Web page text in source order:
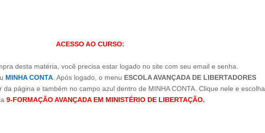
ACESSO AO CURSO:
desta matéria, você precisa estar logado no site com seu email e senha.
MINHA CONTA . Após logado, o menu ESCOLA AVANÇADA DE LIBERTADORES
página e também no campo azul dentro de MINHA CONTA. Clique nele e escolha
9-FORMAÇÃO AVANÇADA EM MINISTÉRIO DE LIBERTAÇÃO.